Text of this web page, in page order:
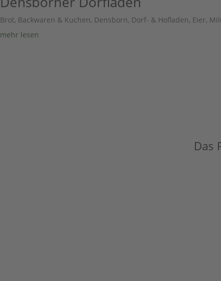
Brot, Backwaren & Kuchen, Densborn, Dorf- & Hofladen, Eier,
mehr lesen
Das